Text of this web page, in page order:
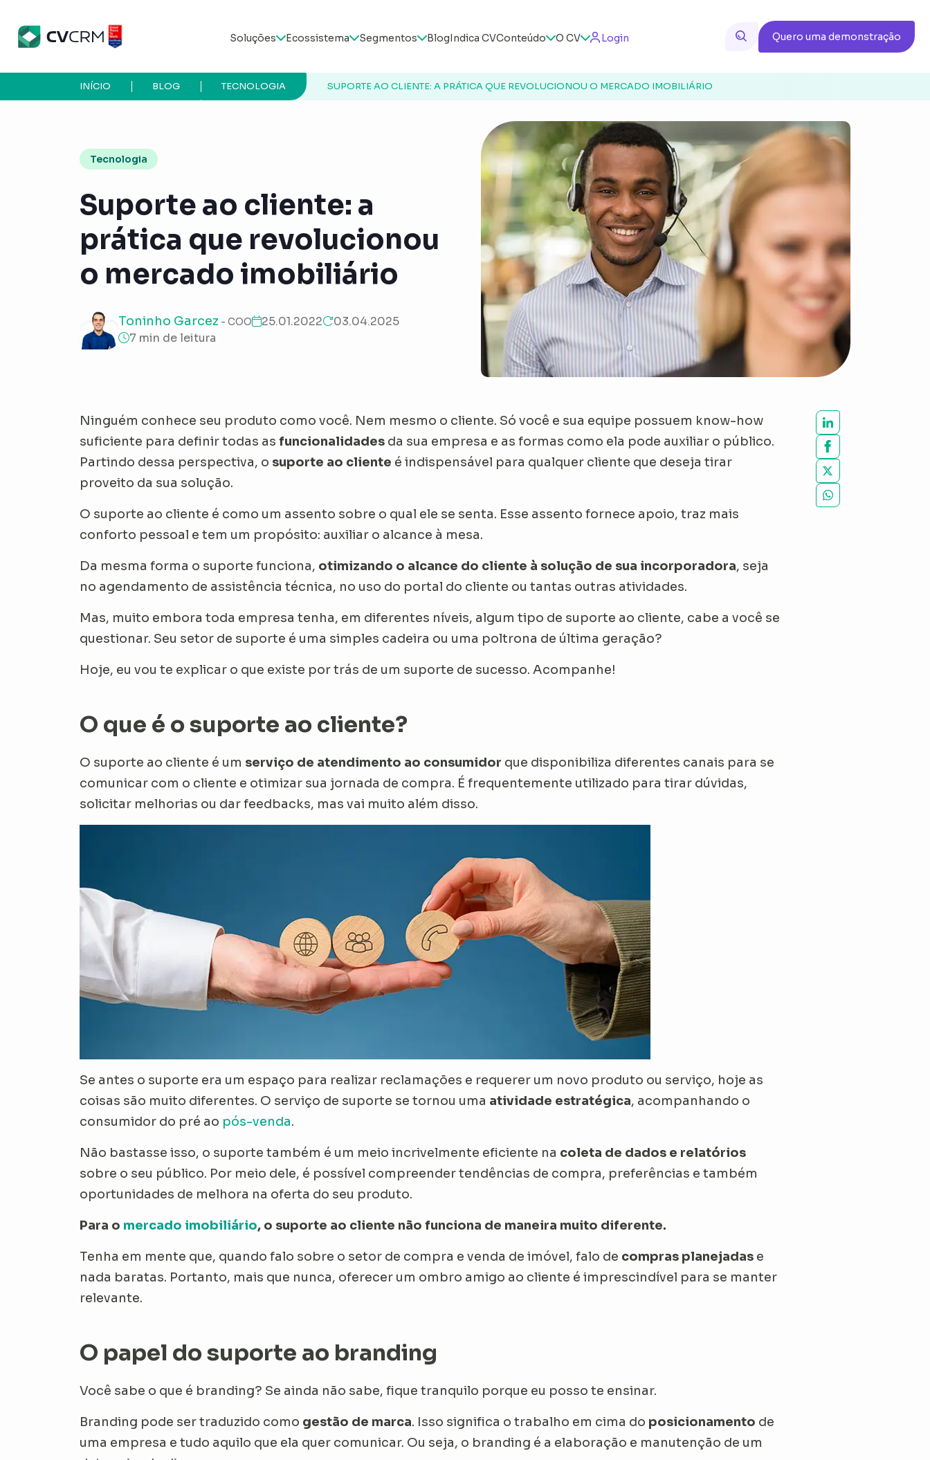
Soluções Ecossistema Segmentos BlogIndica CVConteúdo O CV Login Quero uma demonstração
SUPORTE AO CLIENTE: A PRÁTICA QUE REVOLUCIONOU O MERCADO IMOBILIÁRIO
TECNOLOGIA
BLOG
INÍCIO
Tecnologia
Suporte ao cliente: a
prática que revolucionou
o mercado imobiliário
Toninho Garcez - COO 25.01.2022
03.04.2025
7 min de leitura
Ninguém conhece seu produto como você. Nem mesmo o cliente. Só você e sua equipe possuem know-how
suficiente para definir todas as funcionalidades da sua empresa e as formas como ela pode auxiliar o público.
Partindo dessa perspectiva, o suporte ao cliente é indispensável para qualquer cliente que deseja tirar
proveito da sua solução.
O suporte ao cliente é como um assento sobre o qual ele se senta. Esse assento fornece apoio, traz mais
conforto pessoal e tem um propósito: auxiliar o alcance à mesa.
Da mesma forma o suporte funciona, otimizando o alcance do cliente à solução de sua incorporadora, seja
no agendamento de assistência técnica, no uso do portal do cliente ou tantas outras atividades.
Mas, muito embora toda empresa tenha, em diferentes níveis, algum tipo de suporte ao cliente, cabe a você se
questionar. Seu setor de suporte é uma simples cadeira ou uma poltrona de última geração?
Hoje, eu vou te explicar o que existe por trás de um suporte de sucesso. Acompanhe!
O que é o suporte ao cliente?
O suporte ao cliente é um serviço de atendimento ao consumidor que disponibiliza diferentes canais para se
comunicar com o cliente e otimizar sua jornada de compra. É frequentemente utilizado para tirar dúvidas,
solicitar melhorias ou dar feedbacks, mas vai muito além disso.
Se antes o suporte era um espaço para realizar reclamações e requerer um novo produto ou serviço, hoje as
coisas são muito diferentes. O serviço de suporte se tornou uma atividade estratégica, acompanhando o
consumidor do pré ao pós-venda.
Não bastasse isso, o suporte também é um meio incrivelmente eficiente na coleta de dados e relatórios
sobre o seu público. Por meio dele, é possível compreender tendências de compra, preferências e também
oportunidades de melhora na oferta do seu produto.
Para o mercado imobiliário, o suporte ao cliente não funciona de maneira muito diferente.
Tenha em mente que, quando falo sobre o setor de compra e venda de imóvel, falo de compras planejadase
nada baratas. Portanto, mais que nunca, oferecer um ombro amigo ao cliente é imprescindível para se manter
relevante.
O papel do suporte ao branding
Você sabe o que é branding? Se ainda não sabe, fique tranquilo porque eu posso te ensinar.
Branding pode ser traduzido como gestão de marca. Isso significa o trabalho em cima do posicionamento de
uma empresa e tudo aquilo que ela quer comunicar. Ou seja, o branding é a elaboração e manutenção de um